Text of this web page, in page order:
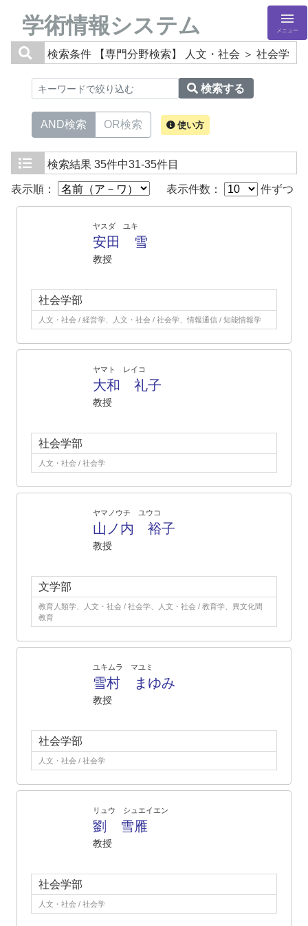
学術情報システム メニュー
検索条件 【専門分野検索】 人文・社会 ＞ 社会学
検索する
AND検索 OR検索 使い方
検索結果 35件中31-35件目
表示順： 表示件数： 件ずつ
ヤスダ ユキ
安田 雪
教授
社会学部
人文・社会 / 経営学、人文・社会 / 社会学、情報通信 / 知能情報学
ヤマト レイコ
大和 礼子
教授
社会学部
人文・社会 / 社会学
ヤマノウチ ユウコ
山ノ内 裕子
教授
文学部
教育人類学、人文・社会 / 社会学、人文・社会 / 教育学、異文化間
教育
ユキムラ マユミ
雪村 まゆみ
教授
社会学部
人文・社会 / 社会学
リュウ シュエイエン
劉 雪雁
教授
社会学部
人文・社会 / 社会学